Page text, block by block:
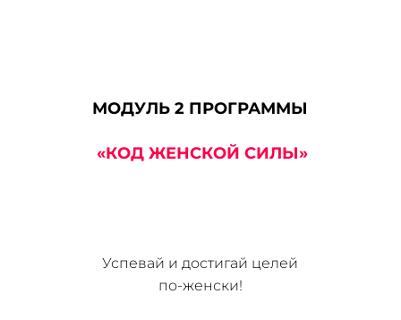
МОДУЛЬ 2 ПРОГРАММЫ
«КОД ЖЕНСКОЙ СИЛЫ»
Успевай и достигай целей
по-женски!